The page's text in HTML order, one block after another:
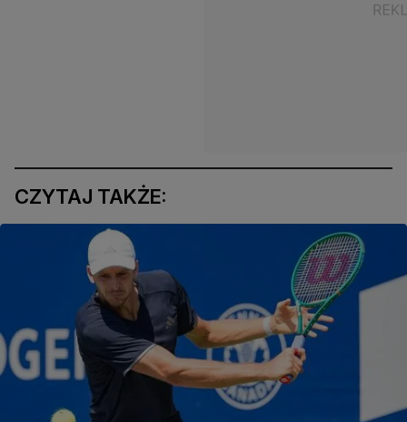
CZYTAJ TAKŻE: